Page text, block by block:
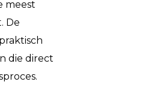
meest
De
die direct